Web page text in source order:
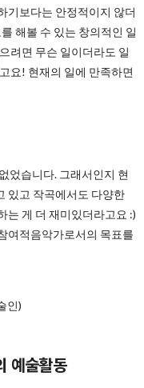
기보다는 안정적이지 않더
해볼 수 있는 창의적인 일
려면 무슨 일이더라도 일
요! 현재의 일에 만족하면
었습니다. 그래서인지 현
있고 작곡에서도 다양한
는 게 더 재미있더라고요 :)
여적음악가로서의 목표를
인)
예술활동